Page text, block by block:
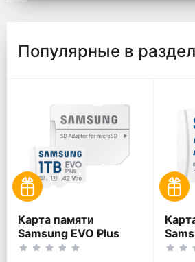
Популярные в
Карта памяти
Samsung EVO Plus
MicroSDXC, 1024Гб